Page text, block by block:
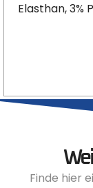
Elasthan, 3%
Finde hier